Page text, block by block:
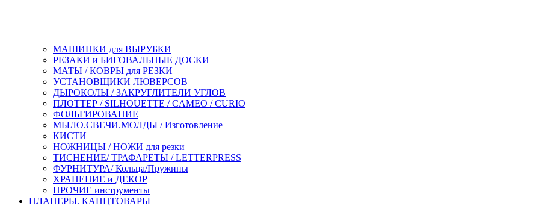
МАШИНКИ для ВЫРУБКИ
РЕЗАКИ и БИГОВАЛЬНЫЕ ДОСКИ
МАТЫ / КОВРЫ для РЕЗКИ
УСТАНОВЩИКИ ЛЮВЕРСОВ
ДЫРОКОЛЫ / ЗАКРУГЛИТЕЛИ УГЛОВ
ПЛОТТЕР / SILHOUETTE / CAMEO / CURIO
ФОЛЬГИРОВАНИЕ
МЫЛО.СВЕЧИ.МОЛДЫ / Изготовление
КИСТИ
НОЖНИЦЫ / НОЖИ для резки
ТИСНЕНИЕ/ ТРАФАРЕТЫ / LETTERPRESS
ФУРНИТУРА/ Кольца/Пружины
ХРАНЕНИЕ и ДЕКОР
ПРОЧИЕ инструменты
ПЛАНЕРЫ. КАНЦТОВАРЫ